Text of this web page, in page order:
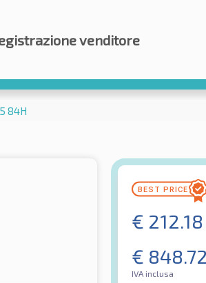
venditore
84H
€ 212.18
€ 848.72
IVA inclusa